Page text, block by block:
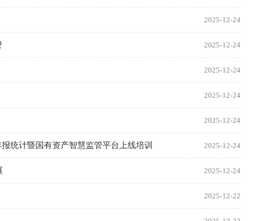
2025-12-24
2025-12-24
2025-12-24
2025-12-24
2025-12-24
统计暨国有资产智慧监管平台上线培训 2025-12-24
2025-12-24
2025-12-22